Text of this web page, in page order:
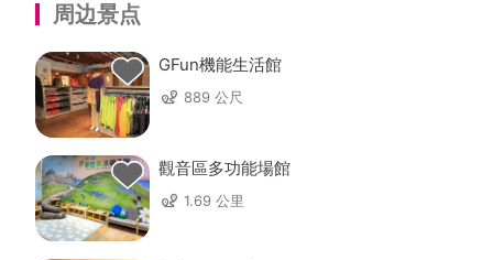
周边景点
GFun機能生活館
889 公尺
觀音區多功能場館
1.69 公里